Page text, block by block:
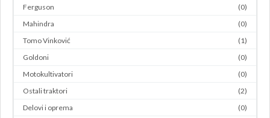
Ferguson
(0)
Mahindra
(0)
Tomo Vinković
(1)
Goldoni
(0)
Motokultivatori
(0)
Ostali traktori
(2)
Delovi i oprema
(0)